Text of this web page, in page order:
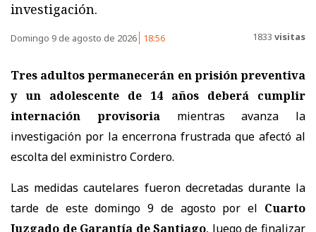
investigación.
Domingo 9 de agosto de 2026 18:56 1833 visitas
Tres adultos permanecerán en prisión preventiva
y un adolescente de 14 años deberá cumplir
internación provisoriamientras avanza la
investigación por la encerrona frustrada que afectó al
escolta del exministro Cordero.
Las medidas cautelares fueron decretadas durante la
tarde de este domingo 9 de agosto por el Cuarto
Juzgado de Garantía de Santiago, luego de finalizar